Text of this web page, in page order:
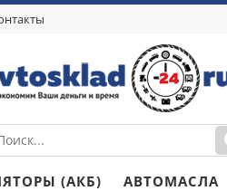
(АКБ) АВТОМАСЛА